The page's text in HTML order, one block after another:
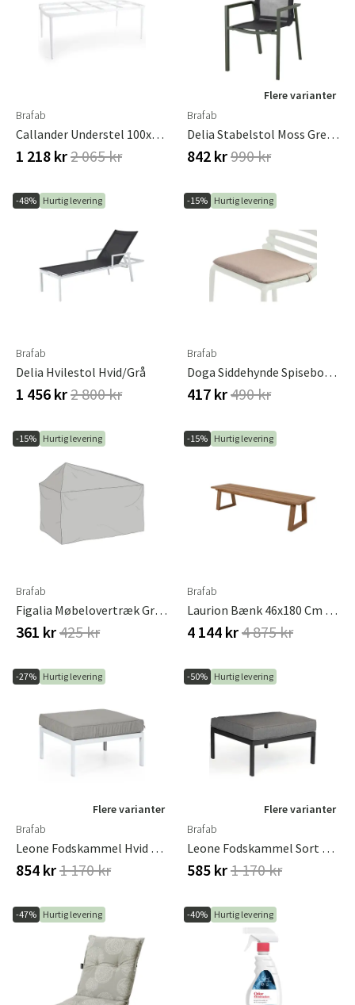
Brafab
Callander Understel 100x208 Cm Hvid Brafab
1 218 kr2 065 kr
Flere varianter
Brafab
Delia Stabelstol Moss Green/Textilene Brafab
842 kr990 kr
-48% Hurtig levering
Brafab
Delia Hvilestol Hvid/grå
1 456 kr2 800 kr
-15% Hurtig levering
Brafab
Doga Siddehynde Spisebordsstol Beige 41x43x5 Cm Brafab
417 kr490 kr
-15% Hurtig levering
Brafab
Figalia Møbelovertræk Grå Polyester Brafab
361 kr425 kr
-15% Hurtig levering
Brafab
Laurion Bænk 46x180 Cm Natur Brafab
4 144 kr4 875 kr
-27% Hurtig levering
Flere varianter
Brafab
Leone Fodskammel Hvid Brafab
854 kr1 170 kr
-50% Hurtig levering
Flere varianter
Brafab
Leone Fodskammel Sort Brafab
585 kr1 170 kr
-47% Hurtig levering -40% Hurtig levering